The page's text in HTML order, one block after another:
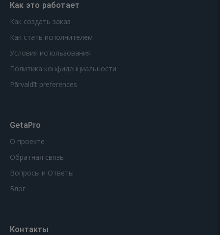
Как это работает
Как создать заказ
Как стать исполнителем
Условия использования
Политика конфиденциальности
Pārvaldīt preferences
GetaPro
О проекте
Обратная связь
Вопросы и Ответы
Блог
Контакты